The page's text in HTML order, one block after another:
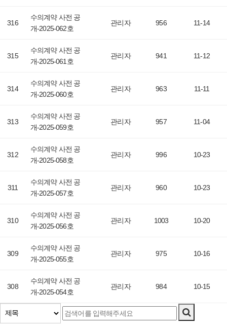
316
수의계약 사전 공
개-2025-062호
관리자 956 11-14
315
수의계약 사전 공
개-2025-061호
관리자 941 11-12
314
수의계약 사전 공
개-2025-060호
관리자 963 11-11
313
수의계약 사전 공
개-2025-059호
관리자 957 11-04
312
수의계약 사전 공
개-2025-058호
관리자 996 10-23
311
수의계약 사전 공
개-2025-057호
관리자 960 10-23
310
수의계약 사전 공
개-2025-056호
관리자 1003 10-20
309
수의계약 사전 공
개-2025-055호
관리자 975 10-16
308
수의계약 사전 공
개-2025-054호
관리자 984 10-15